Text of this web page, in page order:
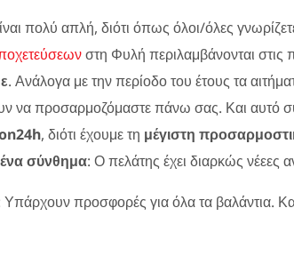
πολύ απλή, διότι όπως όλοι/όλες
στη Φυλή περιλαμβάνονται στις
. Ανάλογα με την περίοδο του έτους τα
να προσαρμοζόμαστε πάνω σας. Και αυτό
, διότι έχουμε τη μέγιστη
ένα σύνθημα: Ο πελάτης έχει διαρκώς νέεες
Υπάρχουν προσφορές για όλα τα βαλάντια.